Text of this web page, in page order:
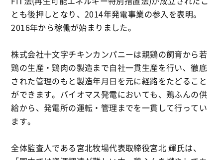
とも後押しとなり、2014年発電事業の参入を表明。
2016年から稼働が始まりました。
株式会社十文字チキンカンパニーは親鶏の飼育から若
鶏の生産・鶏肉の製造まで自社一貫生産を行い、徹底
された管理のもと製造年月日を元に経路をたどること
ができます。バイオマス発電においても、鶏ふんの供
給から、発電所の運転・管理までを一貫して行ってい
ます。
全体監査人である宮北牧場代表取締役宮北 輝氏は、